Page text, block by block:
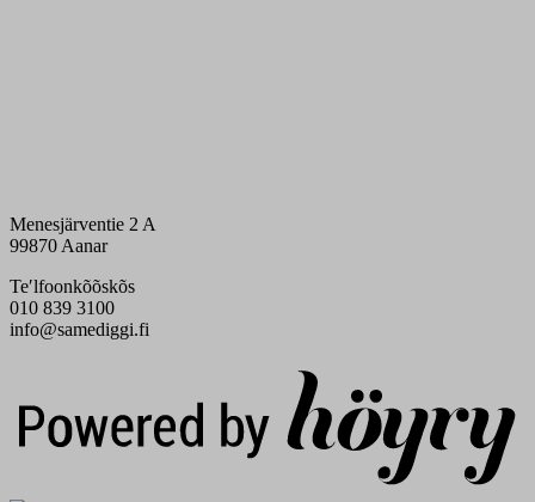
Menesjärventie 2 A
99870 Aanar
Teʹlfoonkõõskõs
010 839 3100
info@samediggi.fi